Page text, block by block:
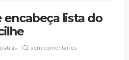
lista do
atrás sem comentários